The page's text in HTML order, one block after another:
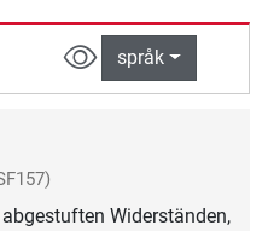
språk
Widerständen,